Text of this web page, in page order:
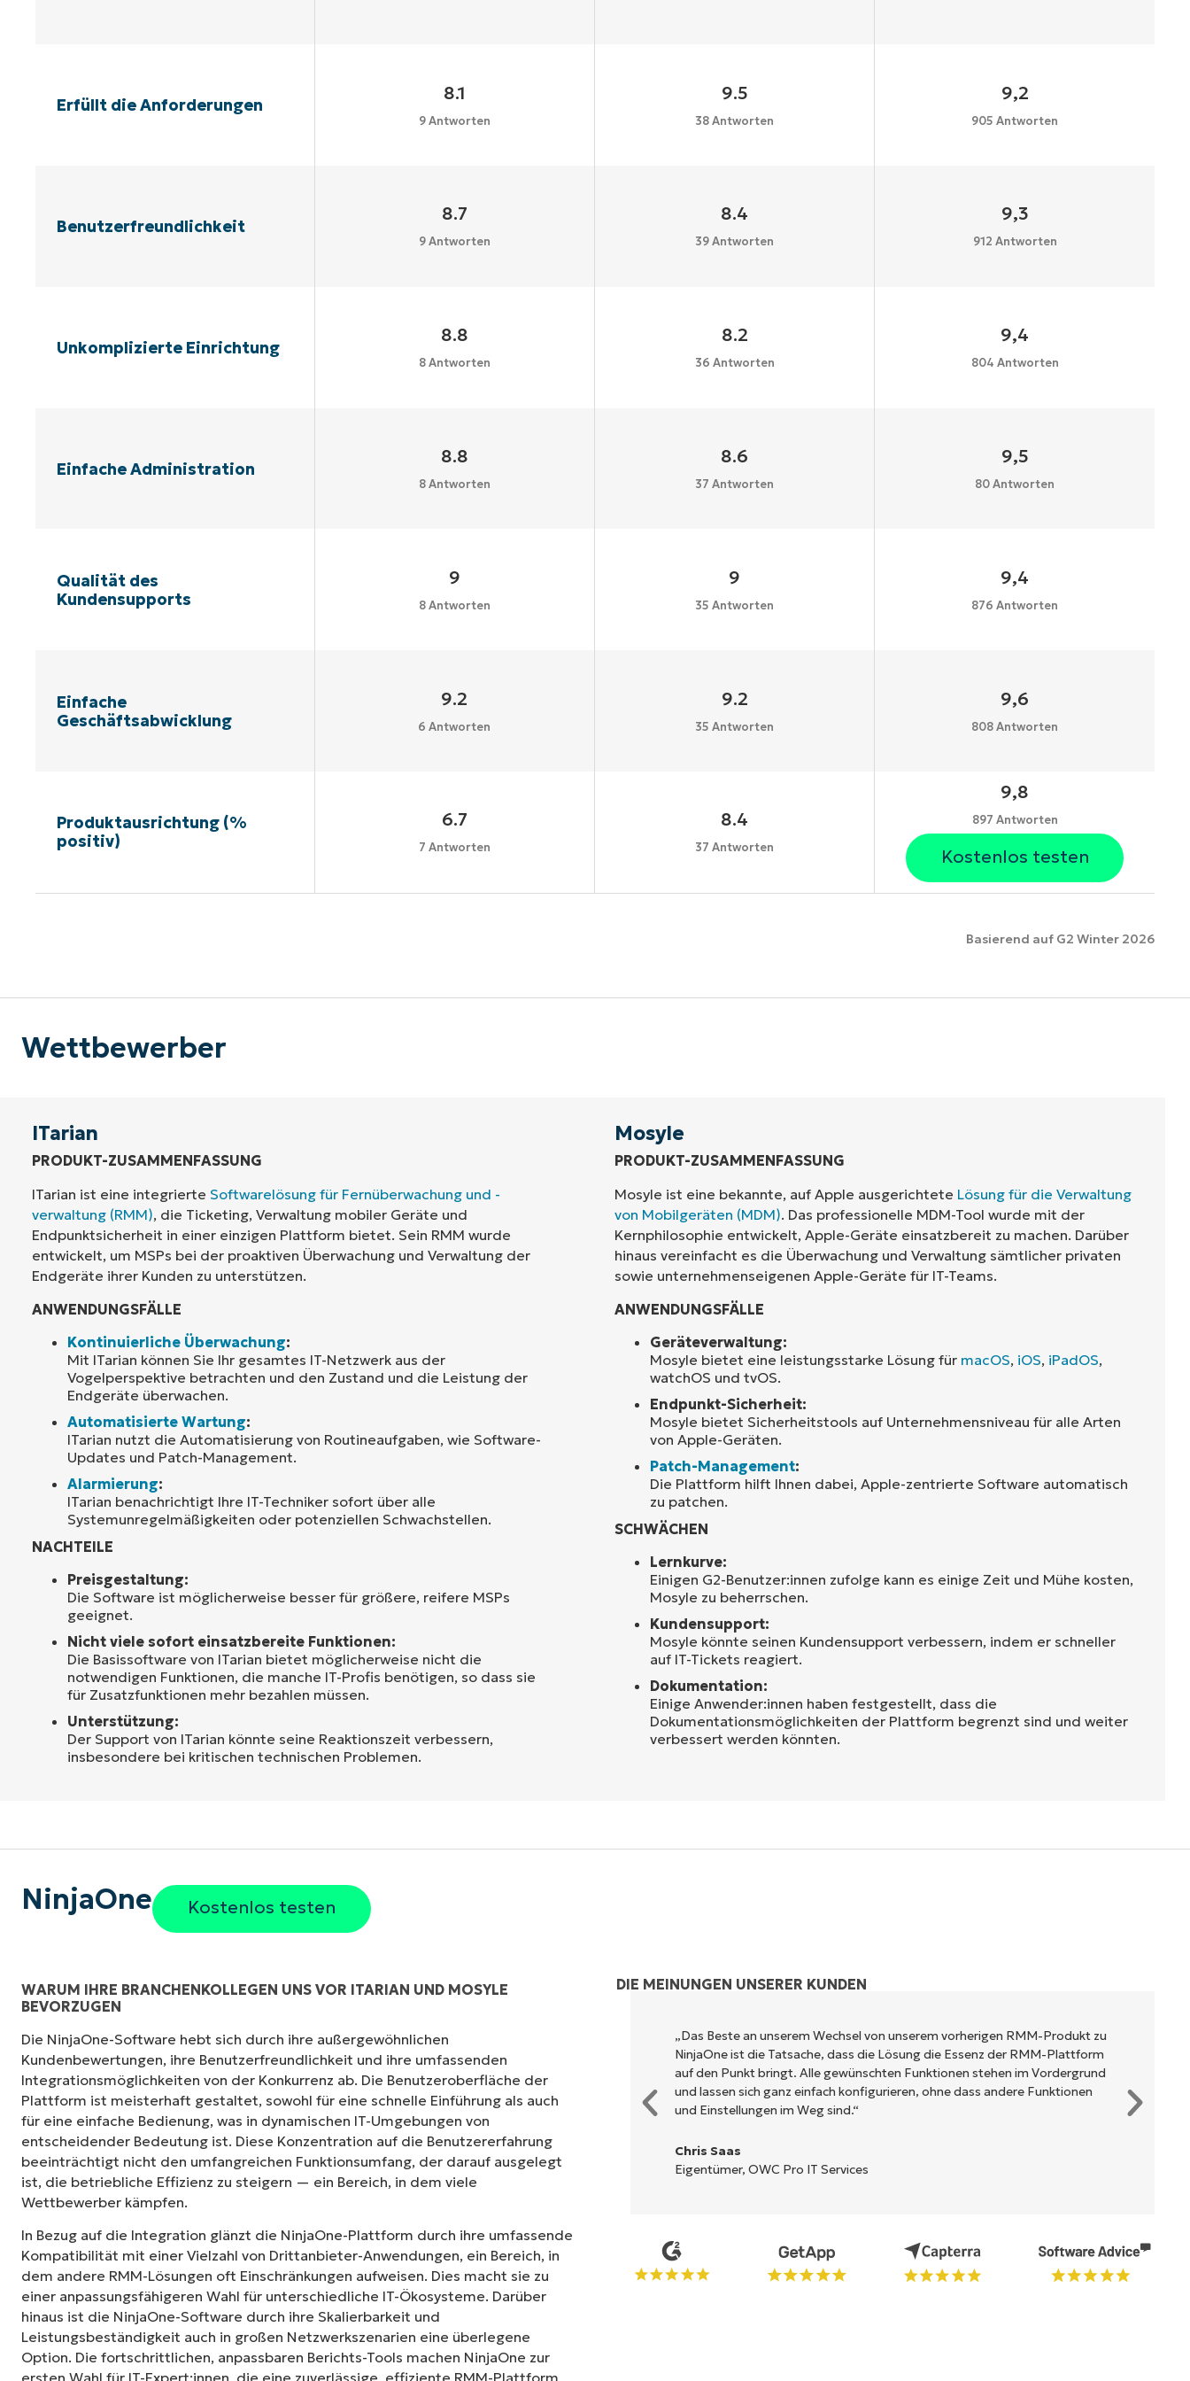
Erfüllt die Anforderungen
8.1
9 Antworten
9.5
38 Antworten
9,2
905 Antworten
Benutzerfreundlichkeit
8.7
9 Antworten
8.4
39 Antworten
9,3
912 Antworten
Unkomplizierte Einrichtung
8.8
8 Antworten
8.2
36 Antworten
9,4
804 Antworten
Einfache Administration
8.8
8 Antworten
8.6
37 Antworten
9,5
80 Antworten
Qualität des
Kundensupports
9
8 Antworten
9
35 Antworten
9,4
876 Antworten
Einfache
Geschäftsabwicklung
9.2
6 Antworten
9.2
35 Antworten
9,6
808 Antworten
Produktausrichtung (%
positiv)
6.7
7 Antworten
8.4
37 Antworten
9,8
897 Antworten
Kostenlos testen
Basierend auf G2 Winter 2026
Wettbewerber
ITarian
PRODUKT-ZUSAMMENFASSUNG
ITarian ist eine integrierte Softwarelösung für Fernüberwachung und -
verwaltung (RMM), die Ticketing, Verwaltung mobiler Geräte und
Endpunktsicherheit in einer einzigen Plattform bietet. Sein RMM wurde
entwickelt, um MSPs bei der proaktiven Überwachung und Verwaltung der
Endgeräte ihrer Kunden zu unterstützen.
ANWENDUNGSFÄLLE
Kontinuierliche Überwachung:
Mit ITarian können Sie Ihr gesamtes IT-Netzwerk aus der
Vogelperspektive betrachten und den Zustand und die Leistung der
Endgeräte überwachen.
Automatisierte Wartung:
ITarian nutzt die Automatisierung von Routineaufgaben, wie Software-
Updates und Patch-Management.
Alarmierung:
ITarian benachrichtigt Ihre IT-Techniker sofort über alle
Systemunregelmäßigkeiten oder potenziellen Schwachstellen.
NACHTEILE
Preisgestaltung:
Die Software ist möglicherweise besser für größere, reifere MSPs
geeignet.
Nicht viele sofort einsatzbereite Funktionen:
Die Basissoftware von ITarian bietet möglicherweise nicht die
notwendigen Funktionen, die manche IT-Profis benötigen, so dass sie
für Zusatzfunktionen mehr bezahlen müssen.
Unterstützung:
Der Support von ITarian könnte seine Reaktionszeit verbessern,
insbesondere bei kritischen technischen Problemen.
Mosyle
PRODUKT-ZUSAMMENFASSUNG
Mosyle ist eine bekannte, auf Apple ausgerichtete Lösung für die Verwaltung
von Mobilgeräten (MDM). Das professionelle MDM-Tool wurde mit der
Kernphilosophie entwickelt, Apple-Geräte einsatzbereit zu machen. Darüber
hinaus vereinfacht es die Überwachung und Verwaltung sämtlicher privaten
sowie unternehmenseigenen Apple-Geräte für IT-Teams.
ANWENDUNGSFÄLLE
Geräteverwaltung:
Mosyle bietet eine leistungsstarke Lösung für macOS, iOS, iPadOS,
watchOS und tvOS.
Endpunkt-Sicherheit:
Mosyle bietet Sicherheitstools auf Unternehmensniveau für alle Arten
von Apple-Geräten.
Patch-Management:
Die Plattform hilft Ihnen dabei, Apple-zentrierte Software automatisch
zu patchen.
SCHWÄCHEN
Lernkurve:
Einigen G2-Benutzer:innen zufolge kann es einige Zeit und Mühe kosten,
Mosyle zu beherrschen.
Kundensupport:
Mosyle könnte seinen Kundensupport verbessern, indem er schneller
auf IT-Tickets reagiert.
Dokumentation:
Einige Anwender:innen haben festgestellt, dass die
Dokumentationsmöglichkeiten der Plattform begrenzt sind und weiter
verbessert werden könnten.
NinjaOne Kostenlos testen
WARUM IHRE BRANCHENKOLLEGEN UNS VOR ITARIAN UND MOSYLE
BEVORZUGEN
Die NinjaOne-Software hebt sich durch ihre außergewöhnlichen
Kundenbewertungen, ihre Benutzerfreundlichkeit und ihre umfassenden
Integrationsmöglichkeiten von der Konkurrenz ab. Die Benutzeroberfläche der
Plattform ist meisterhaft gestaltet, sowohl für eine schnelle Einführung als auch
für eine einfache Bedienung, was in dynamischen IT-Umgebungen von
entscheidender Bedeutung ist. Diese Konzentration auf die Benutzererfahrung
beeinträchtigt nicht den umfangreichen Funktionsumfang, der darauf ausgelegt
ist, die betriebliche Effizienz zu steigern — ein Bereich, in dem viele
Wettbewerber kämpfen.
In Bezug auf die Integration glänzt die NinjaOne-Plattform durch ihre umfassende
Kompatibilität mit einer Vielzahl von Drittanbieter-Anwendungen, ein Bereich, in
dem andere RMM-Lösungen oft Einschränkungen aufweisen. Dies macht sie zu
einer anpassungsfähigeren Wahl für unterschiedliche IT-Ökosysteme. Darüber
hinaus ist die NinjaOne-Software durch ihre Skalierbarkeit und
Leistungsbeständigkeit auch in großen Netzwerkszenarien eine überlegene
Option. Die fortschrittlichen, anpassbaren Berichts-Tools machen NinjaOne zur
DIE MEINUNGEN UNSERER KUNDEN
NinjaOne ist unglaublich leicht zu bedienen und kombiniert ein schnelles
Interface mit leistungsstarken Funktionen im Backend. Es muss nicht erst
kompliziert eingerichtet werden und verzichtet auf eine komplexe
verstehen und die Benutzeroberfläche ist leicht zu bedienen.
Ryan Reiffenberger
Reiffenberger.NET Technology Solutions
„Das Beste an unserem Wechsel von unserem vorherigen RMM-Produkt zu
NinjaOne ist die Tatsache, dass die Lösung die Essenz der RMM-Plattform
auf den Punkt bringt. Alle gewünschten Funktionen stehen im Vordergrund
und lassen sich ganz einfach konfigurieren, ohne dass andere Funktionen
und Einstellungen im Weg sind.“
Chris Saas
Eigentümer, OWC Pro IT Services
Company